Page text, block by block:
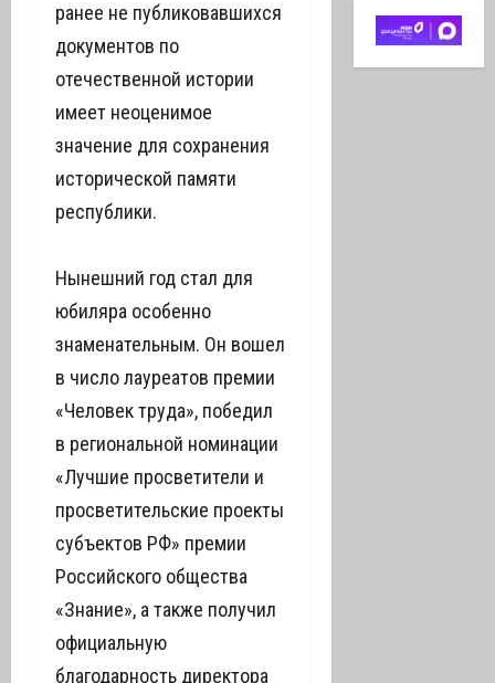
ранее не публиковавшихся
документов по
отечественной истории
имеет неоценимое
значение для сохранения
исторической памяти
республики.
Нынешний год стал для
юбиляра особенно
знаменательным. Он вошел
в число лауреатов премии
«Человек труда», победил
в региональной номинации
«Лучшие просветители и
просветительские проекты
субъектов РФ» премии
Российского общества
«Знание», а также получил
официальную
благодарность директора